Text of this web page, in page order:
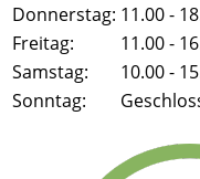
Donnerstag: 11.00 -
Freitag:
11.00 -
Samstag:
10.00 -
Sonntag: